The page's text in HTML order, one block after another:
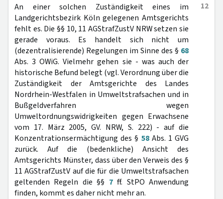
12
An einer solchen Zuständigkeit eines im
Landgerichtsbezirk Köln gelegenen Amtsgerichts
fehlt es. Die §§ 10, 11 AGStrafZustV NRW setzen sie
gerade voraus. Es handelt sich nicht um
(dezentralisierende) Regelungen im Sinne des § 68
Abs. 3 OWiG. Vielmehr gehen sie - was auch der
historische Befund belegt (vgl. Verordnung über die
Zuständigkeit der Amtsgerichte des Landes
Nordrhein-Westfalen in Umweltstrafsachen und in
Bußgeldverfahren wegen
Umweltordnungswidrigkeiten gegen Erwachsene
vom 17. März 2005, GV. NRW, S. 222) - auf die
Konzentrationsermächtigung des § 58Abs. 1 GVG
zurück. Auf die (bedenkliche) Ansicht des
Amtsgerichts Münster, dass über den Verweis des §
11 AGStrafZustV auf die für die Umweltstrafsachen
geltenden Regeln die §§ 7ff. StPO Anwendung
finden, kommt es daher nicht mehr an.